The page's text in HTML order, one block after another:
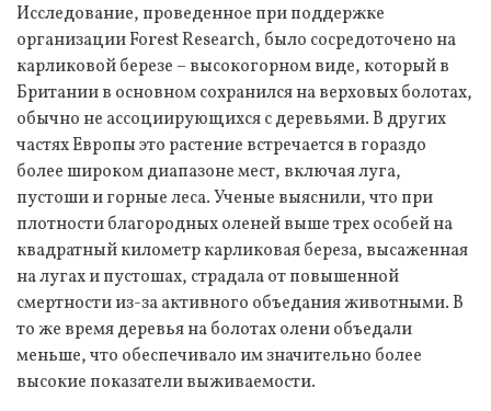
Исследование, проведенное при поддержке
организации Forest Research, было сосредоточено на
карликовой березе – высокогорном виде, который в
Британии в основном сохранился на верховых болотах,
обычно не ассоциирующихся с деревьями. В других
частях Европы это растение встречается в гораздо
более широком диапазоне мест, включая луга,
пустоши и горные леса. Ученые выяснили, что при
плотности благородных оленей выше трех особей на
квадратный километр карликовая береза, высаженная
на лугах и пустошах, страдала от повышенной
смертности из-за активного объедания животными. В
то же время деревья на болотах олени объедали
меньше, что обеспечивало им значительно более
высокие показатели выживаемости.